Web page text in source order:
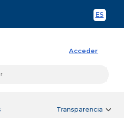
ES
Acceder
Transparencia